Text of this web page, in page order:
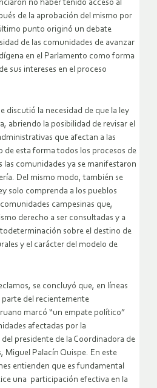
no haber tenido acceso al
de la aprobación del mismo por
punto originó un debate
de las comunidades de avanzar
en el Parlamento como forma
sus intereses en el proceso
discutió la necesidad de que la ley
abriendo la posibilidad de revisar el
que afectan a las
de esta forma todos los procesos de
las comunidades ya se manifestaron
Del mismo modo, también se
solo comprenda a los pueblos
campesinas que,
derecho a ser consultadas y a
sobre el destino de
y el carácter del modelo de
se concluyó que, en líneas
del recientemente
marcó “un empate político”
afectadas por la
presidente de la Coordinadora de
Miguel Palacín Quispe. En este
entienden que es fundamental
una participación efectiva en la